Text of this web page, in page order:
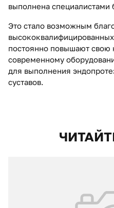
выполнена специалистами
Это стало возможным
постоянно повышают свою
современному
для выполнения
суставов.